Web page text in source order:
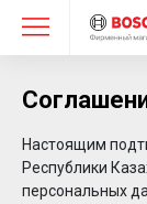
Настоящим
Республики
персональных